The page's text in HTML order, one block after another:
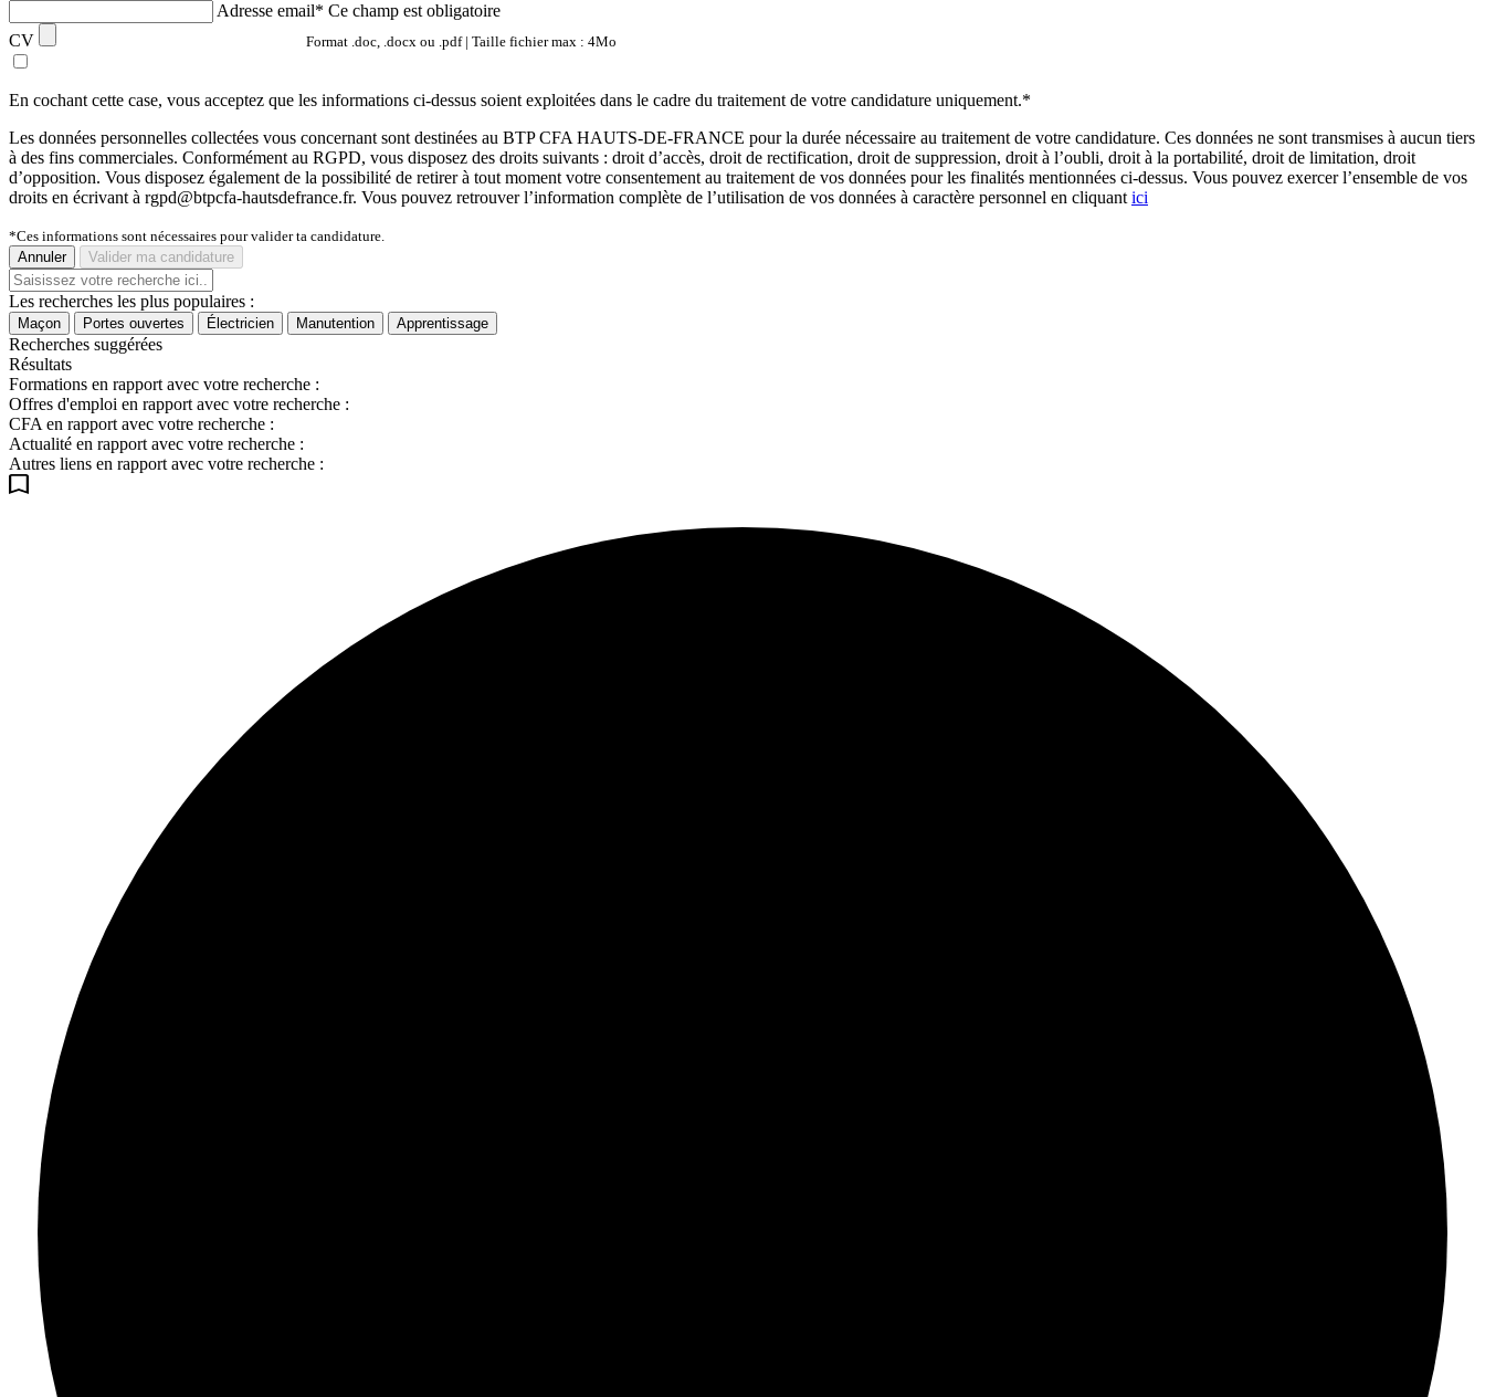
Adresse email* Ce champ est obligatoire
CV
Format .doc, .docx ou .pdf | Taille fichier max : 4Mo
En cochant cette case, vous acceptez que les informations ci-dessus soient exploitées dans le cadre du traitement de votre candidature uniquement.*
Les données personnelles collectées vous concernant sont destinées au BTP CFA HAUTS-DE-FRANCE pour la durée nécessaire au traitement de votre candidature. Ces données ne sont transmises à aucun tiers
à des fins commerciales. Conformément au RGPD, vous disposez des droits suivants : droit d’accès, droit de rectification, droit de suppression, droit à l’oubli, droit à la portabilité, droit de limitation, droit
d’opposition. Vous disposez également de la possibilité de retirer à tout moment votre consentement au traitement de vos données pour les finalités mentionnées ci-dessus. Vous pouvez exercer l’ensemble de vos
droits en écrivant à rgpd@btpcfa-hautsdefrance.fr. Vous pouvez retrouver l’information complète de l’utilisation de vos données à caractère personnel en cliquant ici
*Ces informations sont nécessaires pour valider ta candidature.
Annuler
Valider ma candidature
Les recherches les plus populaires :
Maçon Portes ouvertes Électricien Manutention Apprentissage
Recherches suggérées
Résultats
Formations en rapport avec votre recherche :
Offres d'emploi en rapport avec votre recherche :
CFA en rapport avec votre recherche :
Actualité en rapport avec votre recherche :
Autres liens en rapport avec votre recherche :